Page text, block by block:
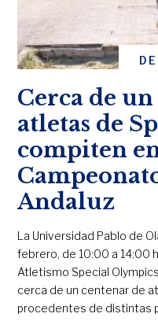
Cerca de
atletas de
compiten
Andaluz
La Universidad Pablo de
febrero, de 10:00 a 14:00
Atletismo Special
cerca de un centenar de
procedentes de distintas